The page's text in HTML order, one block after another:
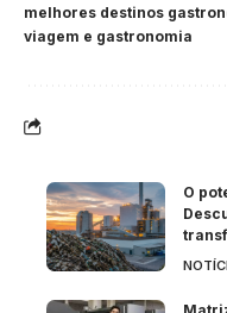
melhores destinos
viagem e gastronomia
O